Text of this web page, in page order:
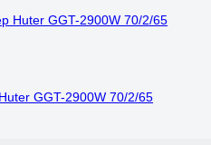
GGT-2900W 70/2/65